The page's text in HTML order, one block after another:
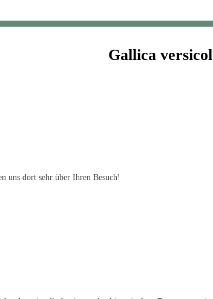
Gallica
uns dort sehr über Ihren Besuch!